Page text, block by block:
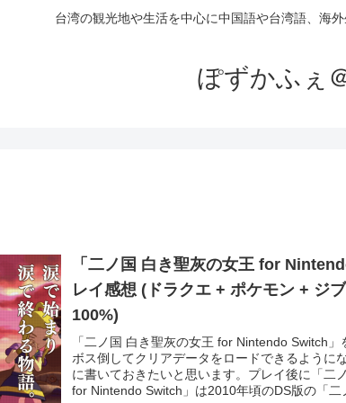
台湾の観光地や生活を中心に中国語や台湾語、海
ぽずかふぇ
「二ノ国 白き聖灰の女王 for
レイ感想 (ドラクエ + ポケモン + ジ
100%)
「二ノ国 白き聖灰の女王 for Nintendo Switch
ボス倒してクリアデータをロードできるように
に書いておきたいと思います。プレイ後に「二
for Nintendo Switch」は2010年頃のDS版の「二